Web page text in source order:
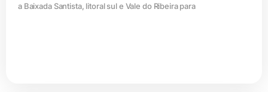
a Baixada Santista, litoral sul e Vale do Ribeira para